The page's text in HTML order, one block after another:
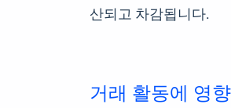
산되고 차감됩니다.
거래 활동에 영